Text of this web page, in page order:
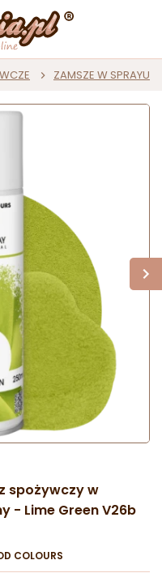
ZAMSZE W SPRAYU
spożywczy w
- Lime Green V26b
COLOURS